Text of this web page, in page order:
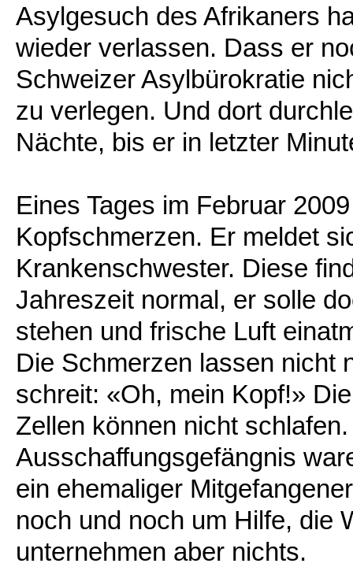
Asylgesuch des Afrikaners
wieder verlassen. Dass er
Schweizer Asylbürokratie
zu verlegen. Und dort
Nächte, bis er in letzter
Eines Tages im Februar
Kopfschmerzen. Er meldet
Krankenschwester. Diese
Jahreszeit normal, er solle
stehen und frische Luft
Die Schmerzen lassen nicht
schreit: «Oh, mein Kopf!»
Zellen können nicht
Ausschaffungsgefängnis
ein ehemaliger
noch und noch um Hilfe, die
unternehmen aber nichts.